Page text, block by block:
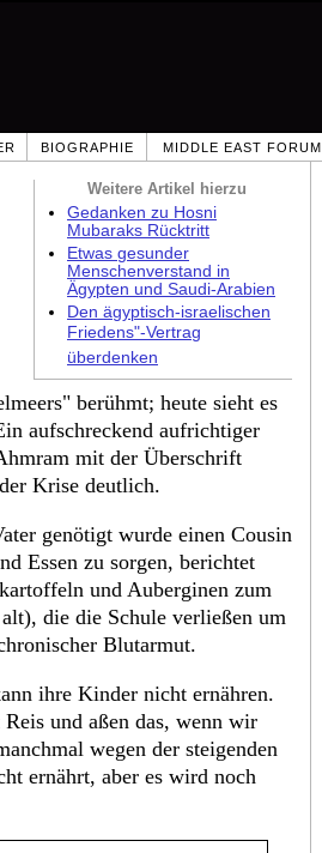
BIOGRAPHIE MIDDLE EAST FORUM
Weitere Artikel hierzu
Gedanken zu Hosni
Mubaraks Rücktritt
Etwas gesunder
Menschenverstand in
Ägypten und Saudi-Arabien
Den ägyptisch-israelischen
Friedens"-Vertrag
überdenken
berühmt; heute sieht es
aufschreckend aufrichtiger
mit der Überschrift
Krise deutlich.
genötigt wurde einen Cousin
Essen zu sorgen, berichtet
und Auberginen zum
die die Schule verließen um
Blutarmut.
ihre Kinder nicht ernähren.
und aßen das, wenn wir
wegen der steigenden
ernährt, aber es wird noch